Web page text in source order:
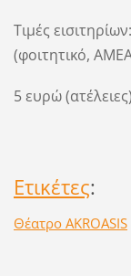
Τιμές
(φοιτητικό,
5 ευρώ (ατέλειες)
Ετικέτες:
Θέατρο AKROASIS